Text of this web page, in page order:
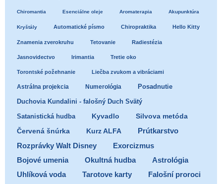
Chiromantia Esenciálne oleje Aromaterapia Akupunktúra
Kryštály Automatické písmo Chiropraktika Hello Kitty
Znamenia zverokruhu Tetovanie Radiestézia
Jasnovidectvo Irimantia Tretie oko
Torontské požehnanie Liečba zvukom a vibráciami
Astrálna projekcia Numerológia
Posadnutie
Duchovia Kundalini - falošný Duch Svätý
Satanistická hudba
Kyvadlo
Silvova metóda
Červená šnúrka
Kurz ALFA
Prútkarstvo
Rozprávky Walt Disney
Exorcizmus
Bojové umenia
Okultná hudba
Astrológia
Uhlíková voda
Tarotove karty
Falošní proroci